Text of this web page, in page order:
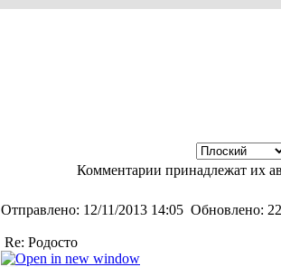
Комментарии принадлежат их
Отправлено: 12/11/2013 14:05 Обновлено:
Re: Родосто